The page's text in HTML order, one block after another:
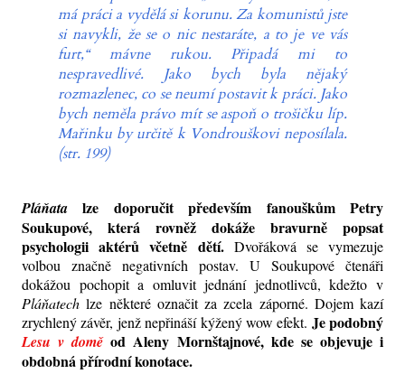
má práci a vydělá si korunu. Za komunistů jste
si navykli, že se o nic nestaráte, a to je ve vás
furt,“ mávne rukou. Připadá mi to
nespravedlivé. Jako bych byla nějaký
rozmazlenec, co se neumí postavit k práci. Jako
bych neměla právo mít se aspoň o trošičku líp.
Mařinku by určitě k Vondrouškovi neposílala.
(str. 199)
Pláňata lze doporučit především fanouškům Petry
Soukupové, která rovněž dokáže bravurně popsat
psychologii aktérů včetně dětí.Dvořáková se vymezuje
volbou značně negativních postav. U Soukupové čtenáři
dokážou pochopit a omluvit jednání jednotlivců, kdežto v
Pláňatech lze některé označit za zcela záporné. Dojem kazí
zrychlený závěr, jenž nepřináší kýžený wow efekt. Je podobný
Lesu v domě od Aleny Mornštajnové, kde se objevuje i
obdobná přírodní konotace.